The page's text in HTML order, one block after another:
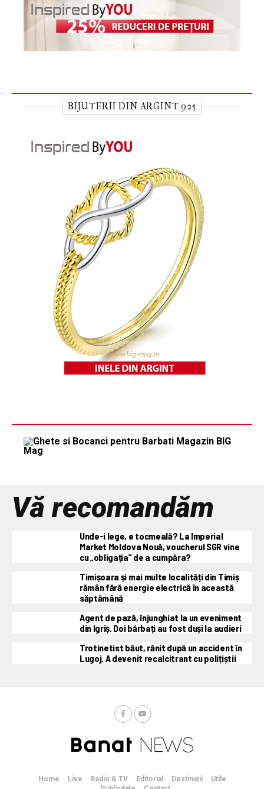
BIJUTERII DIN ARGINT 925
Vă recomandăm
Unde-i lege, e tocmeală? La Imperial
Market Moldova Nouă, voucherul SGR vine
cu „obligația” de a cumpăra?
Timișoara și mai multe localități din Timiș
rămân fără energie electrică în această
săptămână
Agent de pază, înjunghiat la un eveniment
din Igriș. Doi bărbați au fost duși la audieri
Trotinetist băut, rănit după un accident în
Lugoj. A devenit recalcitrant cu polițiștii
Home Live Radio & TV Editorial Destinații
Utile